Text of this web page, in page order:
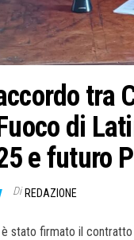
tra
di
e futuro
Di REDAZIONE
stato firmato il